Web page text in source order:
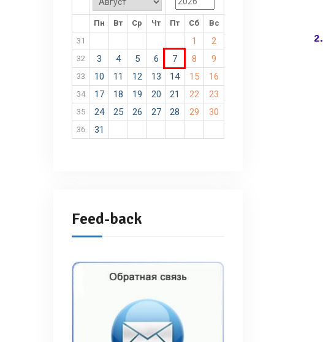
2.
Пн Вт Ср Чт Пт Сб
Вс
31
1 2
32 3 4 5 6 7 8 9
33 10 11 12 13 14 15 16
34 17 18 19 20 21 22 23
35 24 25 26 27 28 29 30
36 31
Feed-back